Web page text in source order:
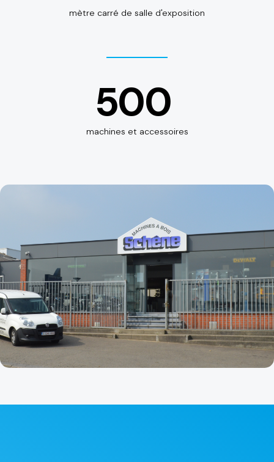
mètre carré de salle d'exposition
500
machines et accessoires